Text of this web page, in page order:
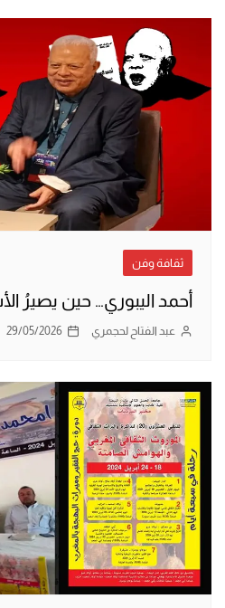
ثقافة وفن
أحمد اليبوري… حين يصيرُ
عبد الفتاح لحجمري 29/05/2026